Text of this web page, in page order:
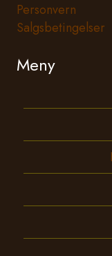
Personvern
Salgsbetingelser
Meny